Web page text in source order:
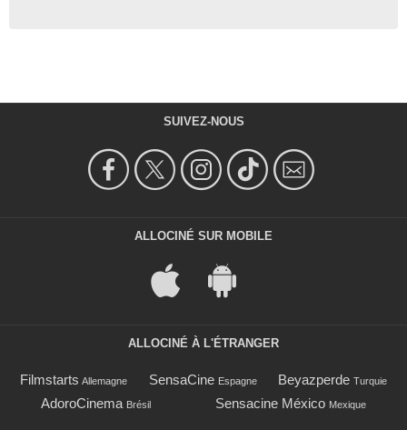
SUIVEZ-NOUS
ALLOCINÉ SUR MOBILE
ALLOCINÉ À L'ÉTRANGER
Filmstarts Allemagne SensaCine Espagne Beyazperde Turquie
AdoroCinema Brésil Sensacine México Mexique